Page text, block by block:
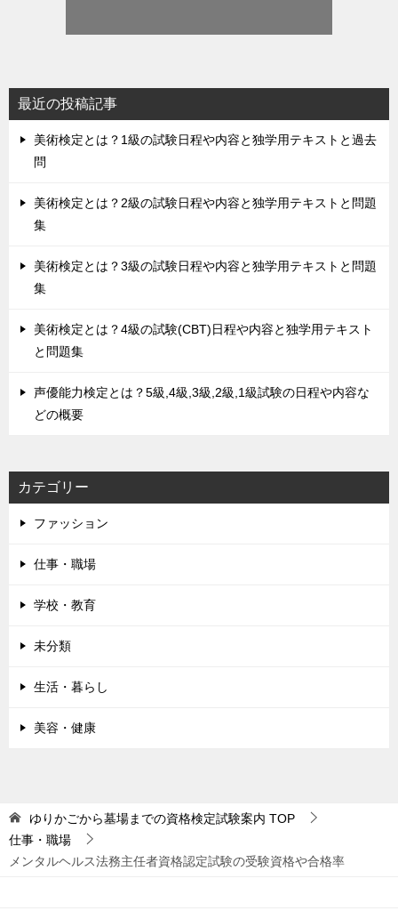
最近の投稿記事
美術検定とは？1級の試験日程や内容と独学用テキストと過去
問
美術検定とは？2級の試験日程や内容と独学用テキストと問題
集
美術検定とは？3級の試験日程や内容と独学用テキストと問題
集
美術検定とは？4級の試験(CBT)日程や内容と独学用テキスト
と問題集
声優能力検定とは？5級,4級,3級,2級,1級試験の日程や内容な
どの概要
カテゴリー
ファッション
仕事・職場
学校・教育
未分類
生活・暮らし
美容・健康
ゆりかごから墓場までの資格検定試験案内 TOP
仕事・職場
メンタルヘルス法務主任者資格認定試験の受験資格や合格率